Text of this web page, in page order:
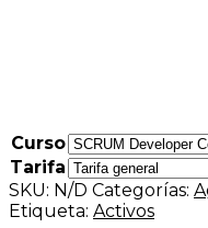
Curso
Tarifa
SKU: N/D Categorías:
Etiqueta: Activos